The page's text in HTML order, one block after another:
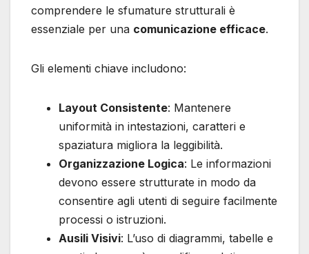
comprendere le sfumature strutturali è
essenziale per una comunicazione efficace.
Gli elementi chiave includono:
Layout Consistente: Mantenere
uniformità in intestazioni, caratteri e
spaziatura migliora la leggibilità.
Organizzazione Logica: Le informazioni
devono essere strutturate in modo da
consentire agli utenti di seguire facilmente
processi o istruzioni.
Ausili Visivi: L’uso di diagrammi, tabelle e